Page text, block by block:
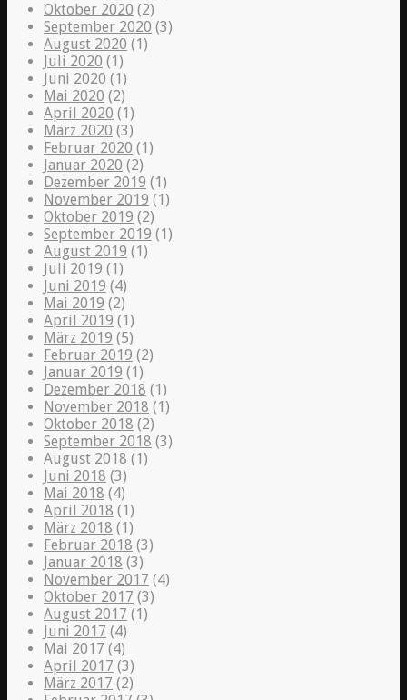
Oktober 2020 (2)
September 2020 (3)
August 2020 (1)
Juli 2020 (1)
Juni 2020 (1)
Mai 2020 (2)
April 2020 (1)
März 2020 (3)
Februar 2020 (1)
Januar 2020 (2)
Dezember 2019 (1)
November 2019 (1)
Oktober 2019 (2)
September 2019 (1)
August 2019 (1)
Juli 2019 (1)
Juni 2019 (4)
Mai 2019 (2)
April 2019 (1)
März 2019 (5)
Februar 2019 (2)
Januar 2019 (1)
Dezember 2018 (1)
November 2018 (1)
Oktober 2018 (2)
September 2018 (3)
August 2018 (1)
Juni 2018 (3)
Mai 2018 (4)
April 2018 (1)
März 2018 (1)
Februar 2018 (3)
Januar 2018 (3)
November 2017 (4)
Oktober 2017 (3)
August 2017 (1)
Juni 2017 (4)
Mai 2017 (4)
April 2017 (3)
März 2017 (2)